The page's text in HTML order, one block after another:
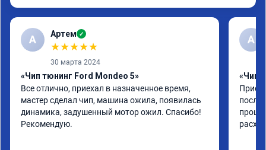
А Артем ✓
★★★★★
30 марта 2024
«Чип тюнинг Ford Mondeo 5»
Все отлично, приехал в назначенное время,
мастер сделал чип, машина ожила, появилась
динамика, задушенный мотор ожил. Спасибо!
Рекомендую.
А
«Чип
после